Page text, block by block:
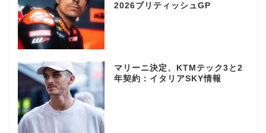
2026ブリティッシュGP
マリーニ決定、KTMテック3と2
年契約：イタリアSKY情報